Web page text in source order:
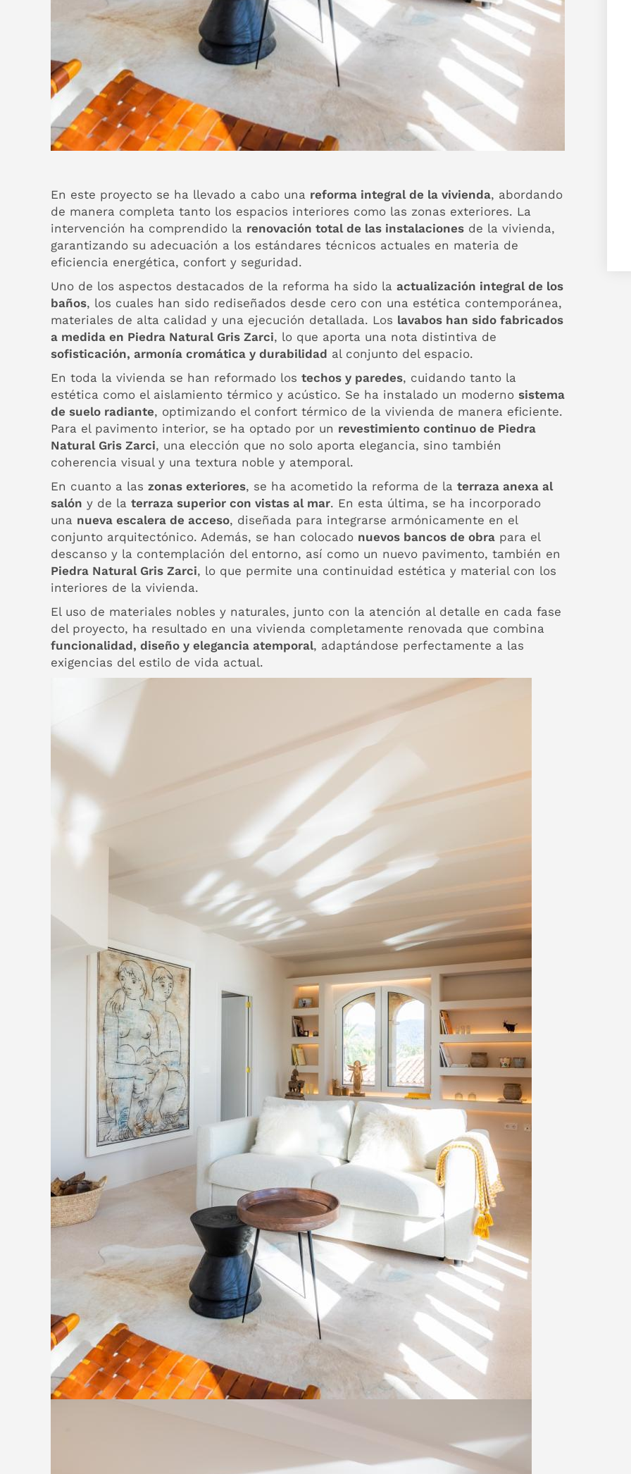
En este proyecto se ha llevado a cabo una reforma integral de la vivienda, abordando
de manera completa tanto los espacios interiores como las zonas exteriores. La
intervención ha comprendido la renovación total de las instalaciones de la vivienda,
garantizando su adecuación a los estándares técnicos actuales en materia de
eficiencia energética, confort y seguridad.
Uno de los aspectos destacados de la reforma ha sido la actualización integral de los
baños, los cuales han sido rediseñados desde cero con una estética contemporánea,
materiales de alta calidad y una ejecución detallada. Los lavabos han sido fabricados
a medida en Piedra Natural Gris Zarci, lo que aporta una nota distintiva de
sofisticación, armonía cromática y durabilidad al conjunto del espacio.
En toda la vivienda se han reformado los techos y paredes, cuidando tanto la
estética como el aislamiento térmico y acústico. Se ha instalado un moderno sistema
de suelo radiante, optimizando el confort térmico de la vivienda de manera eficiente.
Para el pavimento interior, se ha optado por un revestimiento continuo de Piedra
Natural Gris Zarci, una elección que no solo aporta elegancia, sino también
coherencia visual y una textura noble y atemporal.
En cuanto a las zonas exteriores, se ha acometido la reforma de la terraza anexa al
salón y de la terraza superior con vistas al mar. En esta última, se ha incorporado
una nueva escalera de acceso, diseñada para integrarse armónicamente en el
conjunto arquitectónico. Además, se han colocado nuevos bancos de obra para el
descanso y la contemplación del entorno, así como un nuevo pavimento, también en
Piedra Natural Gris Zarci, lo que permite una continuidad estética y material con los
interiores de la vivienda.
El uso de materiales nobles y naturales, junto con la atención al detalle en cada fase
del proyecto, ha resultado en una vivienda completamente renovada que combina
funcionalidad, diseño y elegancia atemporal, adaptándose perfectamente a las
exigencias del estilo de vida actual.